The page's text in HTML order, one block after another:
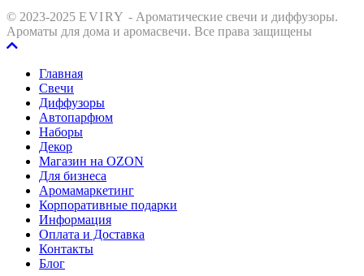
© 2023-2025 EVIRY - Ароматические свечи и диффузоры.
Ароматы для дома и аромасвечи. Все права защищены
Главная
Свечи
Диффузоры
Автопарфюм
Наборы
Декор
Магазин на OZON
Для бизнеса
Аромамаркетинг
Корпоративные подарки
Информация
Оплата и Доставка
Контакты
Блог